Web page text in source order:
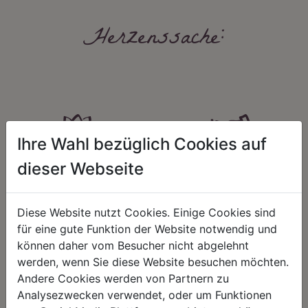
Herzenssache:
HARMONIE
Unser Sortiment steht für ein
schenken natürliche, stilvolle
Momente für harmonische Stunden
zu Hause – den Ort, an dem
Menschen sich geborgen fühlen und
positive Energie schöpfen.
Nicht immer ist der günstigste Preis
fair – im Hinblick auf unsere
Kalkulation, angemessene
Entlohnung und unsere
nachhaltigen, gewachsenen
Geschäftsbeziehungen.
Ihre Wahl bezüglich Cookies auf
dieser Webseite
Diese Website nutzt Cookies. Einige Cookies sind
für eine gute Funktion der Website notwendig und
können daher vom Besucher nicht abgelehnt
werden, wenn Sie diese Website besuchen möchten.
Andere Cookies werden von Partnern zu
Analysezwecken verwendet, oder um Funktionen